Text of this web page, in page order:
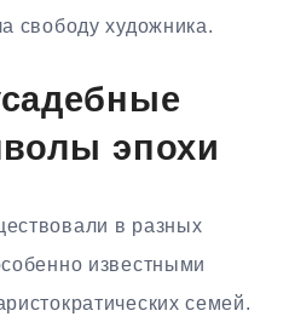
свободу художника.
эпохи
в разных
известными
семей.